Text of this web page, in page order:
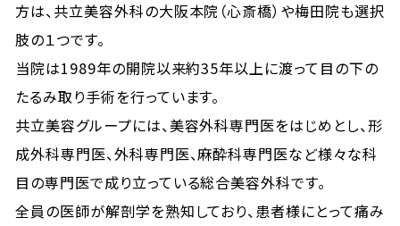
方は、共立美容外科の大阪本院（心斎橋）や梅田院も選択
肢の１つです。
当院は1989年の開院以来約35年以上に渡って目の下の
たるみ取り手術を行っています。
共立美容グループには、美容外科専門医をはじめとし、形
成外科専門医、外科専門医、麻酔科専門医など様々な科
目の専門医で成り立っている総合美容外科です。
全員の医師が解剖学を熟知しており、患者様にとって痛み